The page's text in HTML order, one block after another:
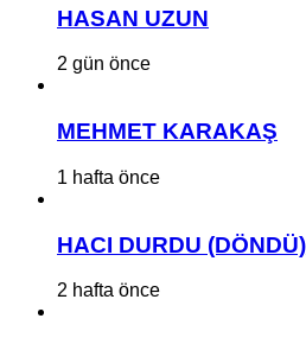
HASAN UZUN
2 gün önce
MEHMET KARAKAŞ
1 hafta önce
HACI DURDU
2 hafta önce